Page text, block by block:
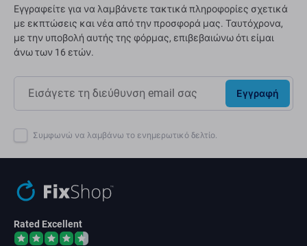
Εγγραφείτε για να λαμβάνετε τακτικά πληροφορίες σχετικά
με εκπτώσεις και νέα από την προσφορά μας. Ταυτόχρονα,
με την υποβολή αυτής της φόρμας, επιβεβαιώνω ότι είμαι
άνω των 16 ετών.
Εγγραφή
Συμφωνώ να λαμβάνω το ενημερωτικό δελτίο.
Rated Excellent